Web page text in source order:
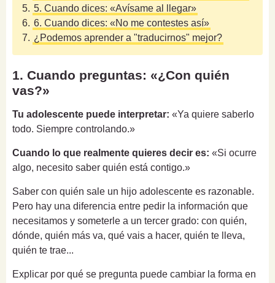
5. 5. Cuando dices: «Avísame al llegar»
6. 6. Cuando dices: «No me contestes así»
7. ¿Podemos aprender a "traducirnos" mejor?
1. Cuando preguntas: «¿Con quién
vas?»
Tu adolescente puede interpretar: «Ya quiere saberlo
todo. Siempre controlando.»
Cuando lo que realmente quieres decir es: «Si ocurre
algo, necesito saber quién está contigo.»
Saber con quién sale un hijo adolescente es razonable.
Pero hay una diferencia entre pedir la información que
necesitamos y someterle a un tercer grado: con quién,
dónde, quién más va, qué vais a hacer, quién te lleva,
quién te trae...
Explicar por qué se pregunta puede cambiar la forma en